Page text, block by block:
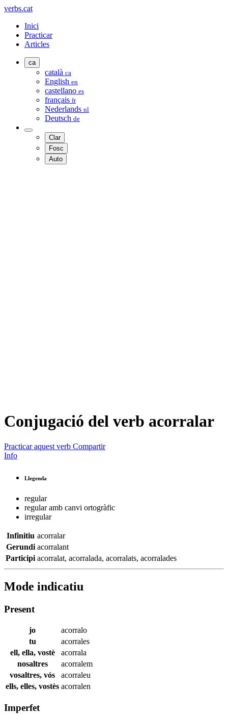
verbs.cat
Inici
Practicar
Articles
ca
català ca
English en
castellano es
français fr
Nederlands nl
Deutsch de
Clar
Fosc
Auto
Conjugació del verb acorralar
Practicar aquest verb Compartir
Info
Llegenda
regular
regular amb canvi ortogràfic
irregular
Infinitiu acorralar
Gerundi acorralant
Participi acorralat, acorralada, acorralats, acorralades
Mode indicatiu
Present
jo
acorralo
tu
acorrales
ell, ella, vostè
acorrala
nosaltres
acorralem
vosaltres, vós
acorraleu
ells, elles, vostès acorralen
Imperfet